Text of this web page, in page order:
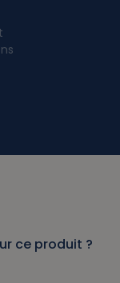
ce produit ?